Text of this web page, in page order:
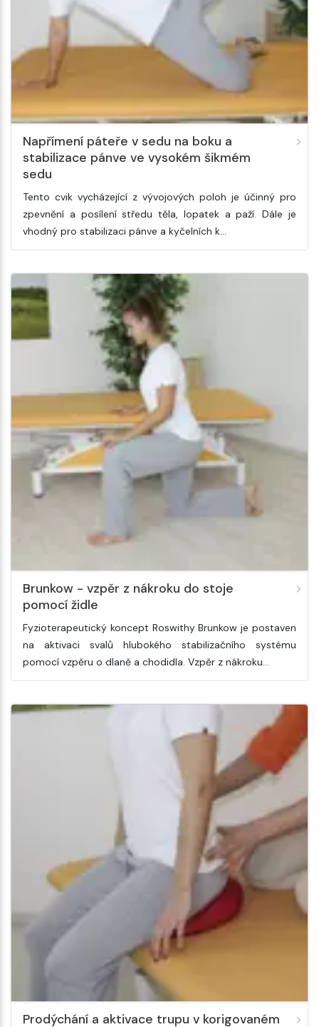
Napřímení páteře v sedu na boku a
stabilizace pánve ve vysokém šikmém
sedu
Tento cvik vycházející z vývojových poloh je účinný pro
zpevnění a posílení středu těla, lopatek a paží. Dále je
vhodný pro stabilizaci pánve a kyčelních k…
Brunkow - vzpěr z nákroku do stoje
pomocí židle
Fyzioterapeutický koncept Roswithy Brunkow je postaven
na aktivaci svalů hlubokého stabilizačního systému
pomocí vzpěru o dlaně a chodidla. Vzpěr z nákroku…
Prodýchání a aktivace trupu v korigovaném